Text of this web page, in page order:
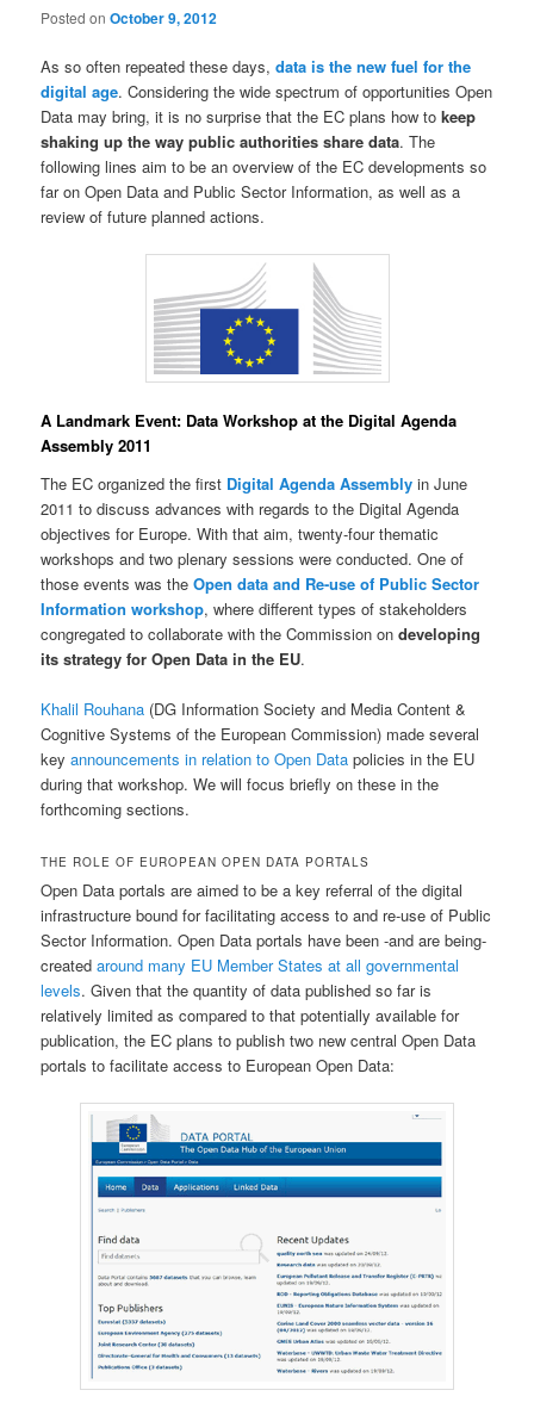
Posted onOctober 9, 2012
As so often repeated these days,data is the new fuel for the
digital age. Considering the wide spectrum of opportunities Open
Data may bring, it is no surprise that the EC plans how tokeep
shaking up the way public authorities share data. The
following lines aim to be an overview of the EC developments so
far on Open Data and Public Sector Information, as well as a
review of future planned actions.
A Landmark Event: Data Workshop at the Digital Agenda
Assembly 2011
The EC organized the first Digital Agenda Assembly in June
2011 to discuss advances with regards to the Digital Agenda
objectives for Europe. With that aim, twenty-four thematic
workshops and two plenary sessions were conducted. One of
those events was theOpen data and Re-use of Public Sector
Information workshop, where different types of stakeholders
congregated to collaborate with the Commission ondeveloping
its strategy for Open Data in the EU.
Khalil Rouhana (DG Information Society and Media Content &
Cognitive Systems of the European Commission) made several
keyannouncements in relation to Open Data policies in the EU
during that workshop. We will focus briefly on these in the
forthcoming sections.
THE ROLE OF EUROPEAN OPEN DATA PORTALS
Open Data portals are aimed to be a key referral of the digital
infrastructure bound for facilitating access to and re-use of Public
Sector Information. Open Data portals have been -and are being-
createdaround many EU Member States at all governmental
levels. Given that the quantity of data published so far is
relatively limited as compared to that potentially available for
publication, the EC plans to publish two new central Open Data
portals to facilitate access to European Open Data: